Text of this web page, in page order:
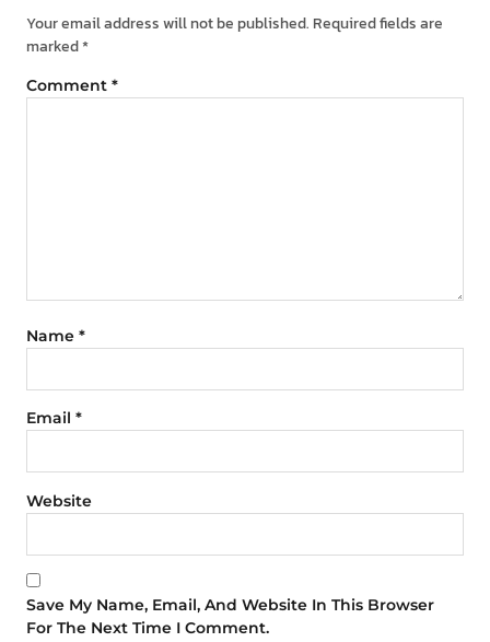
Your email address will not be published. Required fields are
marked*
Comment *
Name *
Email *
Website
Save My Name, Email, And Website In This Browser
For The Next Time I Comment.